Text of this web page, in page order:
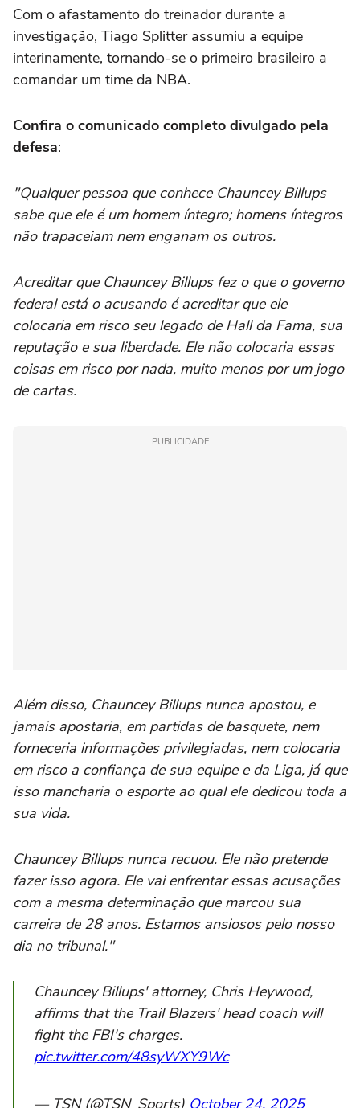
Com o afastamento do treinador durante a
investigação, Tiago Splitter assumiu a equipe
interinamente, tornando-se o primeiro brasileiro a
comandar um time da NBA.
Confira o comunicado completo divulgado pela
defesa:
"Qualquer pessoa que conhece Chauncey Billups
sabe que ele é um homem íntegro; homens íntegros
não trapaceiam nem enganam os outros.
Acreditar que Chauncey Billups fez o que o governo
federal está o acusando é acreditar que ele
colocaria em risco seu legado de Hall da Fama, sua
reputação e sua liberdade. Ele não colocaria essas
coisas em risco por nada, muito menos por um jogo
de cartas.
PUBLICIDADE
Além disso, Chauncey Billups nunca apostou, e
jamais apostaria, em partidas de basquete, nem
forneceria informações privilegiadas, nem colocaria
em risco a confiança de sua equipe e da Liga, já que
isso mancharia o esporte ao qual ele dedicou toda a
sua vida.
Chauncey Billups nunca recuou. Ele não pretende
fazer isso agora. Ele vai enfrentar essas acusações
com a mesma determinação que marcou sua
carreira de 28 anos. Estamos ansiosos pelo nosso
dia no tribunal."
Chauncey Billups' attorney, Chris Heywood,
affirms that the Trail Blazers' head coach will
fight the FBI's charges.
pic.twitter.com/48syWXY9Wc
— TSN (@TSN_Sports) October 24, 2025